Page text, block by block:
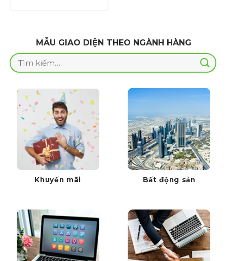
MẪU GIAO DIỆN THEO NGÀNH HÀNG
Tìm
kiếm:
Khuyến mãi Bất động sản